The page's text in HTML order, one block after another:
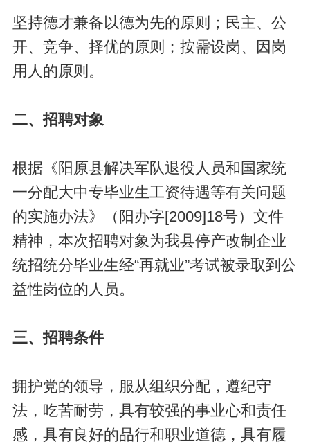
坚持德才兼备以德为先的原则；民主、公
开、竞争、择优的原则；按需设岗、因岗
用人的原则。
二、招聘对象
根据《阳原县解决军队退役人员和国家统
一分配大中专毕业生工资待遇等有关问题
的实施办法》（阳办字[2009]18号）文件
精神，本次招聘对象为我县停产改制企业
统招统分毕业生经“再就业”考试被录取到公
益性岗位的人员。
三、招聘条件
拥护党的领导，服从组织分配，遵纪守
法，吃苦耐劳，具有较强的事业心和责任
感，具有良好的品行和职业道德，具有履